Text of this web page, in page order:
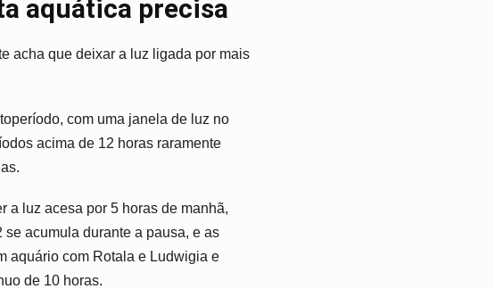
aquática precisa
acha que deixar a luz ligada por mais
com uma janela de luz no
acima de 12 horas raramente
a luz acesa por 5 horas de manhã,
acumula durante a pausa, e as
aquário com Rotala e Ludwigia e
de 10 horas.